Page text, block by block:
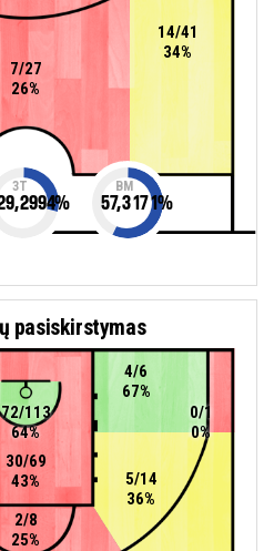
14/41
34%
7/27
26%
3T
%
BM
57,3171%
pasiskirstymas
72/113
64%
30/69
43%
5/14
36%
2/8
25%
4/6
67%
0/1
0%